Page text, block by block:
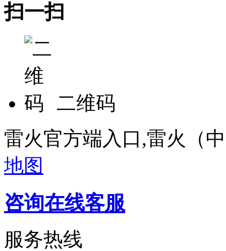
扫一扫
二维码
雷火官方端入口,雷火（
地图
咨询在线客服
服务热线